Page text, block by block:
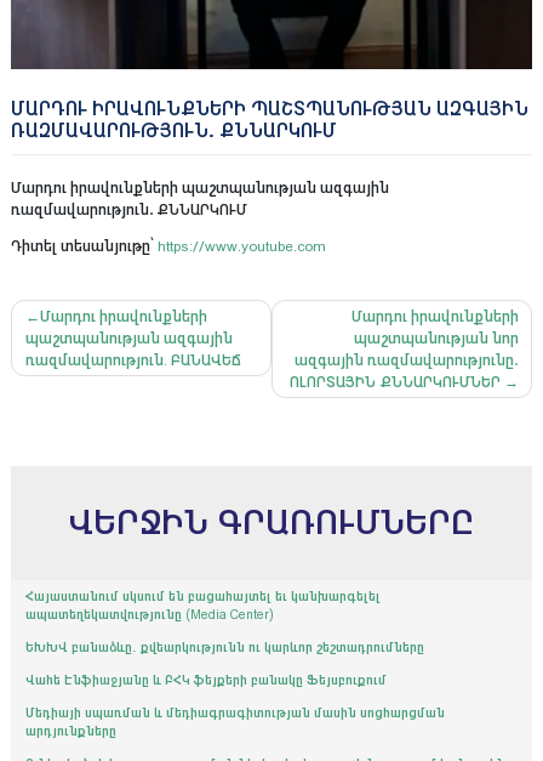
ՄԱՐԴՈՒ ԻՐԱՎՈՒՆՔՆԵՐԻ ՊԱՇՏՊԱՆՈՒԹՅԱՆ ԱԶԳԱՅԻՆ
ՌԱԶՄԱՎԱՐՈՒԹՅՈՒՆ. ՔՆՆԱՐԿՈՒՄ
Մարդու իրավունքների պաշտպանության ազգային
ռազմավարություն. ՔՆՆԱՐԿՈՒՄ
Դիտել տեսանյութը՝ https://www.youtube.com
Գրառումների
նավարկումը
Մարդու իրավունքների
պաշտպանության ազգային
ռազմավարություն. ԲԱՆԱՎԵՃ
Մարդու իրավունքների
պաշտպանության նոր
ազգային ռազմավարությունը․
ՈԼՈՐՏԱՅԻՆ ՔՆՆԱՐԿՈՒՄՆԵՐ
ՎԵՐՋԻՆ ԳՐԱՌՈՒՄՆԵՐԸ
Հայաստանում սկսում են բացահայտել եւ կանխարգելել
ապատեղեկատվությունը (Media Center)
ԵԽԽՎ բանաձևը․ քվեարկությունն ու կարևոր շեշտադրումները
Վահե Էնֆիաջյանը և ԲՀԿ ֆեյքերի բանակը Ֆեյսբուքում
Մեդիայի սպառման և մեդիագրագիտության մասին սոցհարցման
արդյունքները